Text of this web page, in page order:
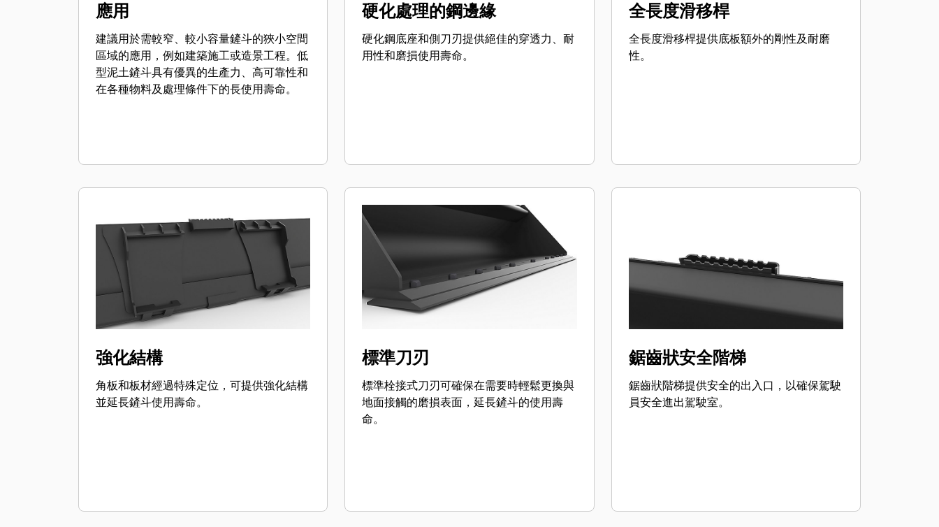
應用
建議用於需較窄、較小容量鏟斗的狹小空間
區域的應用，例如建築施工或造景工程。低
型泥土鏟斗具有優異的生產力、高可靠性和
在各種物料及處理條件下的長使用壽命。
硬化處理的鋼邊緣
硬化鋼底座和側刀刃提供絕佳的穿透力、耐
用性和磨損使用壽命。
全長度滑移桿
全長度滑移桿提供底板額外的剛性及耐磨
性。
強化結構
角板和板材經過特殊定位，可提供強化結構
並延長鏟斗使用壽命。
標準刀刃
標準栓接式刀刃可確保在需要時輕鬆更換與
地面接觸的磨損表面，延長鏟斗的使用壽
命。
鋸齒狀安全階梯
鋸齒狀階梯提供安全的出入口，以確保駕駛
員安全進出駕駛室。